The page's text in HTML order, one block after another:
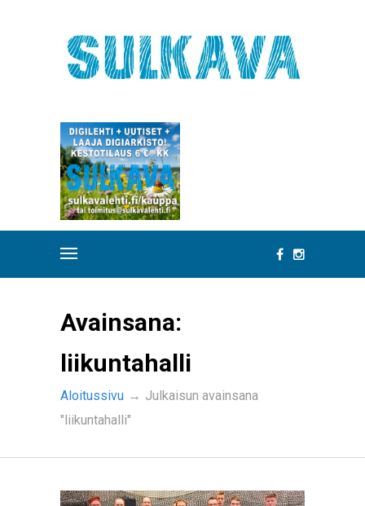
Avainsana:
liikuntahalli
Aloitussivu → Julkaisun avainsana
"liikuntahalli"